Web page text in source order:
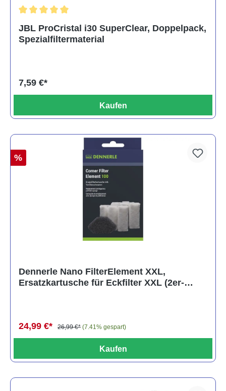
JBL ProCristal i30 SuperClear, Doppelpack,
Spezialfiltermaterial
7,59 €*
Kaufen
%
Dennerle Nano FilterElement XXL,
Ersatzkartusche für Eckfilter XXL (2er-
24,99 €* 26,99 €* (7.41% gespart)
Kaufen